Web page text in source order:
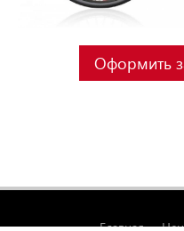
Оформить
Главная